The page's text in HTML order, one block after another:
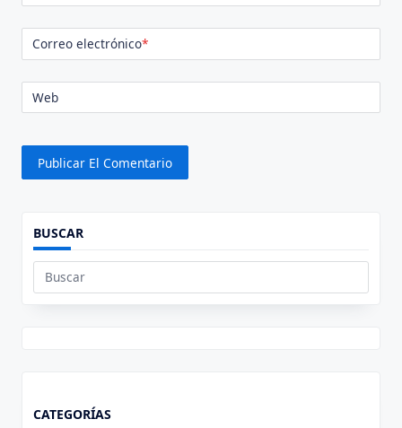
Correo electrónico*
Web
BUSCAR
Buscar:
CATEGORÍAS